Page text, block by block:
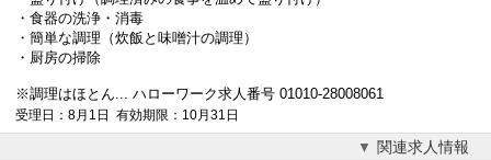
・食器の洗浄・消毒
・簡単な調理（炊飯と味噌汁の調理）
・厨房の掃除
※調理はほとん... ハローワーク求人番号 01010-28008061
受理日：8月1日 有効期限：10月31日
関連求人情報